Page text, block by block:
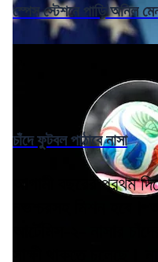
স্পেস স্টেশনে পাড়ি অনিল
চাঁদে ফুটবল পাঠাবে নাসা
আগামী বছরের প্রথম